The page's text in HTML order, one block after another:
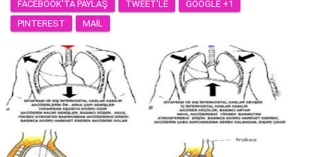
FACEBOOK'TA PAYLAŞ TWEET'LE
GOOGLE +1
PINTEREST
MAIL